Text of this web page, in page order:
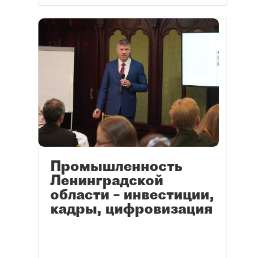
Промышленность
Ленинградской
области – инвестиции,
кадры, цифровизация